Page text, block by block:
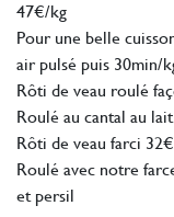
47€/kg
Pour une belle
air pulsé puis 30min/
Rôti de veau roulé
Roulé au cantal au
Rôti de veau farci
Roulé avec notre
et persil